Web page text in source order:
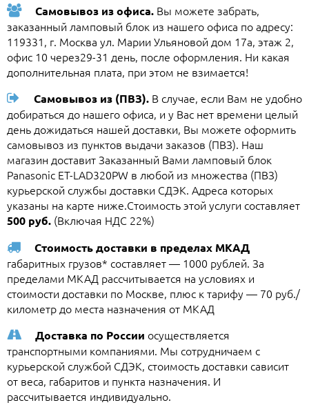
Самовывоз из офиса. Вы можете забрать,
заказанный ламповый блок из нашего офиса по адресу:
119331, г. Москва ул. Марии Ульяновой дом 17а, этаж 2,
офис 10 через29-31 день, после оформления. Ни какая
дополнительная плата, при этом не взимается!
Самовывоз из (ПВЗ). В случае, если Вам не удобно
добираться до нашего офиса, и у Вас нет времени целый
день дожидаться нашей доставки, Вы можете оформить
самовывоз из пунктов выдачи заказов (ПВЗ). Наш
магазин доставит Заказанный Вами ламповый блок
Panasonic ET-LAD320PW в любой из множества (ПВЗ)
курьерской службы доставки СДЭК. Адреса которых
указаны на карте ниже.Стоимость этой услуги составляет
500 руб. (Включая НДС 22%)
Стоимость доставки в пределах МКАД
габаритных грузов* составляет — 1000 рублей. За
пределами МКАД рассчитывается на условиях и
стоимости доставки по Москве, плюс к тарифу — 70 руб./
километр до места назначения от МКАД
Доставка по России осуществляется
транспортными компаниями. Мы сотрудничаем с
курьерской службой СДЭК, стоимость доставки сависит
от веса, габаритов и пункта назначения. И
рассчитывается индивидуально.